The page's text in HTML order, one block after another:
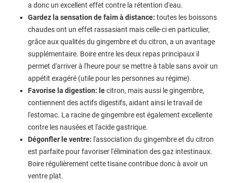
a donc un excellent effet contre la rétention d'eau.
Gardez la sensation de faim à distance: toutes les boissons
chaudes ont un effet rassasiant mais celle-ci en particulier,
grâce aux qualités du gingembre et du citron, a un avantage
supplémentaire. Boire entre les deux repas principaux il
permet d'arriver à l'heure pour se mettre à table sans avoir un
appétit exagéré (utile pour les personnes au régime).
Favorise la digestion: lecitron, mais aussi le gingembre,
contiennent des actifs digestifs, aidant ainsi le travail de
l'estomac. La racine de gingembre est également excellente
contre les nausées et l'acide gastrique.
Dégonfler le ventre: l'association du gingembre et du citron
est parfaite pour favoriser l'élimination des gaz intestinaux.
Boire régulièrement cette tisane contribue donc à avoir un
ventre plat.